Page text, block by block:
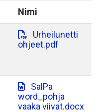
Nimi
Urheilunetti
ohjeet.pdf
SalPa
word_pohja
vaaka viivat.docx